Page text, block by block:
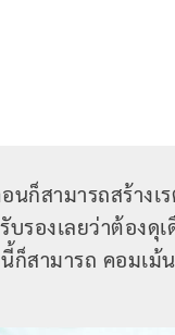
นก็สามารถสร้าง
รองเลยว่าต้อง
ก็สามารถ คอมเ